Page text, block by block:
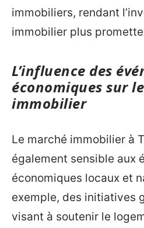
immobiliers, rendant
immobilier plus
L’influence des
économiques sur
immobilier
Le marché immobilier à
également sensible aux
économiques locaux et
exemple, des initiatives
visant à soutenir le